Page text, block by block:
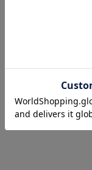
注意事項・キャ